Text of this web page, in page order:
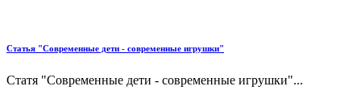
Статья "Современные дети - современные игрушки"
Статя "Современные дети - современные игрушки"...